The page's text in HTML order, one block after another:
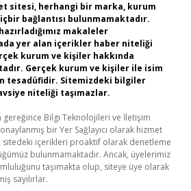
sitesi, herhangi bir marka, kurum
bağlantısı bulunmamaktadır.
makaleler
yer alan içerikler haber niteliği
kurum ve kişiler hakkında
Gerçek kurum ve kişiler ile isim
tesadüfidir. Sitemizdeki bilgiler
niteliği taşımazlar.
gereğince Bilgi Teknolojileri ve İletişim
bir Yer Sağlayıcı olarak hizmet
içerikleri proaktif olarak denetleme
bulunmamaktadır. Ancak, üyelerimiz
taşımakta olup, siteye üye olarak
sayılırlar.